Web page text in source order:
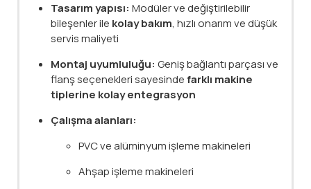
Tasarım yapısı: Modüler ve değiştirilebilir
bileşenler ile kolay bakım, hızlı onarım ve düşük
servis maliyeti
Montaj uyumluluğu: Geniş bağlantı parçası ve
flanş seçenekleri sayesindefarklı makine
tiplerine kolay entegrasyon
Çalışma alanları:
PVC ve alüminyum işleme makineleri
Ahşap işleme makineleri